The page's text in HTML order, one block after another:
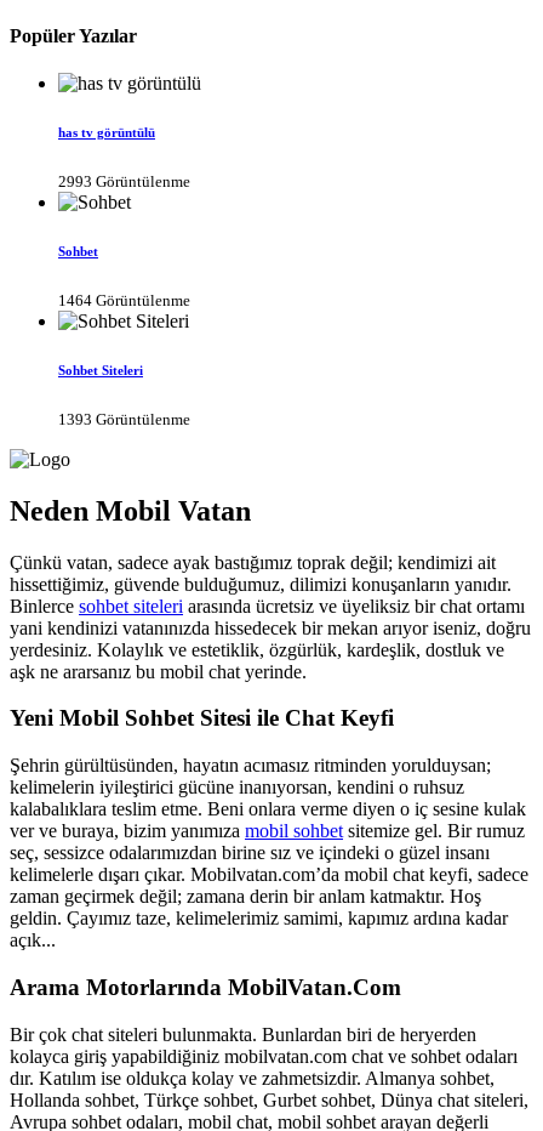
Popüler Yazılar
has tv görüntülü
2993 Görüntülenme
Sohbet
1464 Görüntülenme
Sohbet Siteleri
1393 Görüntülenme
Neden Mobil Vatan
Çünkü vatan, sadece ayak bastığımız toprak değil; kendimizi ait
hissettiğimiz, güvende bulduğumuz, dilimizi konuşanların yanıdır.
Binlerce sohbet siteleri arasında ücretsiz ve üyeliksiz bir chat ortamı
yani kendinizi vatanınızda hissedecek bir mekan arıyor iseniz, doğru
yerdesiniz. Kolaylık ve estetiklik, özgürlük, kardeşlik, dostluk ve
aşk ne ararsanız bu mobil chat yerinde.
Yeni Mobil Sohbet Sitesi ile Chat Keyfi
Şehrin gürültüsünden, hayatın acımasız ritminden yorulduysan;
kelimelerin iyileştirici gücüne inanıyorsan, kendini o ruhsuz
kalabalıklara teslim etme. Beni onlara verme diyen o iç sesine kulak
ver ve buraya, bizim yanımıza mobil sohbet sitemize gel. Bir rumuz
seç, sessizce odalarımızdan birine sız ve içindeki o güzel insanı
kelimelerle dışarı çıkar. Mobilvatan.com’da mobil chat keyfi, sadece
zaman geçirmek değil; zamana derin bir anlam katmaktır. Hoş
geldin. Çayımız taze, kelimelerimiz samimi, kapımız ardına kadar
açık...
Arama Motorlarında MobilVatan.Com
Bir çok chat siteleri bulunmakta. Bunlardan biri de heryerden
kolayca giriş yapabildiğiniz mobilvatan.com chat ve sohbet odaları
dır. Katılım ise oldukça kolay ve zahmetsizdir. Almanya sohbet,
Hollanda sohbet, Türkçe sohbet, Gurbet sohbet, Dünya chat siteleri,
Avrupa sohbet odaları, mobil chat, mobil sohbet arayan değerli